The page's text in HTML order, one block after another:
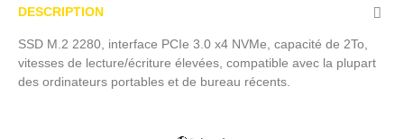
DESCRIPTION
SSD M.2 2280, interface PCIe 3.0 x4 NVMe, capacité de 2To,
vitesses de lecture/écriture élevées, compatible avec la plupart
des ordinateurs portables et de bureau récents.